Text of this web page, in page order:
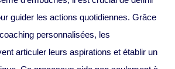
guider les actions quotidiennes. Grâce
personnalisées, les
articuler leurs aspirations et établir un